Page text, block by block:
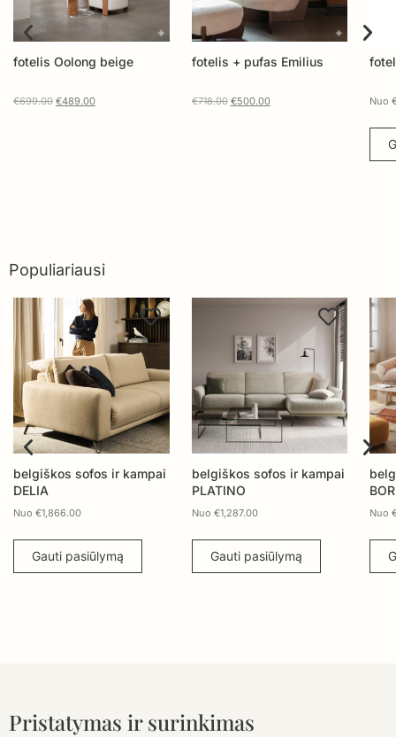
fotelis + pufas Emilius
€718.00 €500.00
fotelis MILDA
Nuo €326.00
Populiariausi
belgiškos sofos ir kampai
Nuo
Gauti pasiūlymą
belgiškos sofos ir kampai
BORRA
Nuo
Gauti pasiūlymą
Pristatymas ir surinkimas